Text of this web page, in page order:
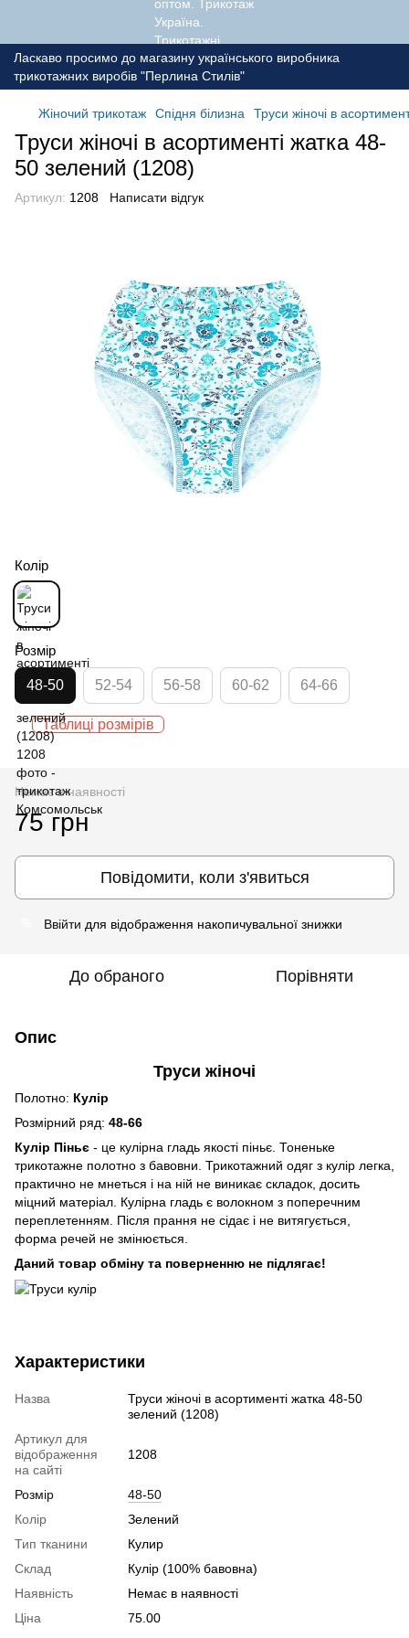
Ласкаво просимо до магазину українського виробника
трикотажних виробів "Перлина Стилів"
Жіночий трикотаж Спідня білизна Труси жіночі в
Труси жіночі в асортименті жатка 48-
50 зелений (1208)
Артикул: 1208 Написати відгук
Колір
Розмір
48-50 52-54 56-58 60-62 64-66
Таблиці розмірів
Немає в наявності
75 грн
Повідомити, коли з'явиться
Ввійти для відображення накопичувальної знижки
До обраного Порівняти
Опис
Труси жіночі
Полотно: Кулір
Розмірний ряд: 48-66
Кулір Піньє - це кулірна гладь якості піньє. Тоненьке
трикотажне полотно з бавовни. Трикотажний одяг з кулір легка,
практично не мнеться і на ній не виникає складок, досить
міцний матеріал. Кулірна гладь є волокном з поперечним
переплетенням. Після прання не сідає і не витягується,
форма речей не змінюється.
Даний товар обміну та поверненню не підлягає!
Характеристики
Назва
Труси жіночі в асортименті жатка 48-50
зелений (1208)
Артикул для
відображення
на сайті
1208
Розмір
48-50
Колір
Зелений
Тип тканини
Кулир
Склад
Кулір (100% бавовна)
Наявність
Немає в наявності
Ціна
75.00